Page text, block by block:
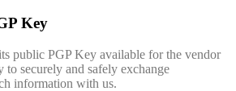
Key
public PGP Key available for the vendor
to securely and safely exchange
information with us.